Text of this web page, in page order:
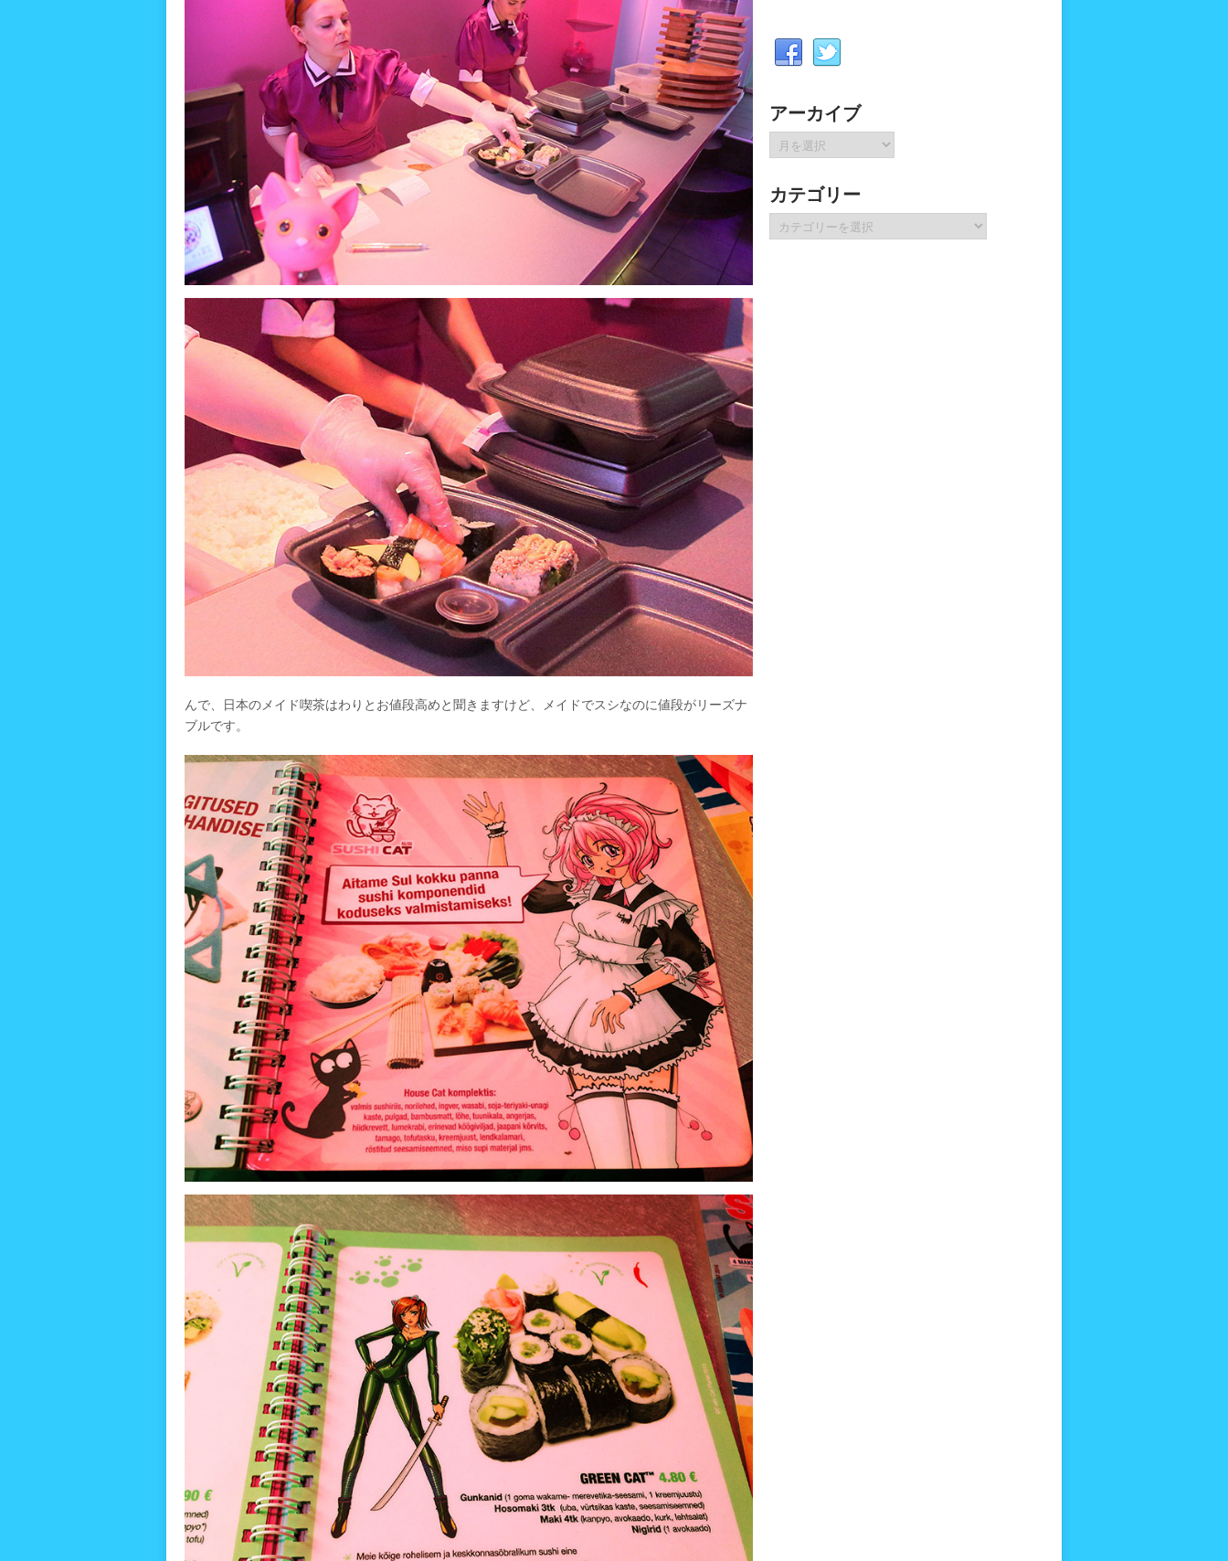
んで、日本のメイド喫茶はわりとお値段高めと聞きますけど、メイドでスシなのに値段がリーズナ
ブルです。
アーカイブ
ア
ー
イ
ブ
カテゴリー
テ